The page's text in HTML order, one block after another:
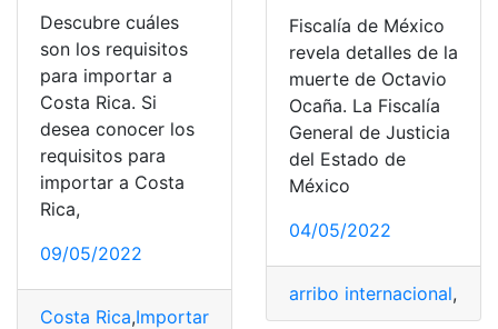
Descubre cuáles
son los requisitos
para importar a
Costa Rica. Si
desea conocer los
requisitos para
importar a Costa
Rica,
09/05/2022
Costa Rica,Importar Internacional,Mercado,Requisitos
Fiscalía de México
revela detalles de la
muerte de Octavio
Ocaña. La Fiscalía
General de Justicia
del Estado de
México
04/05/2022
arribo internacional,